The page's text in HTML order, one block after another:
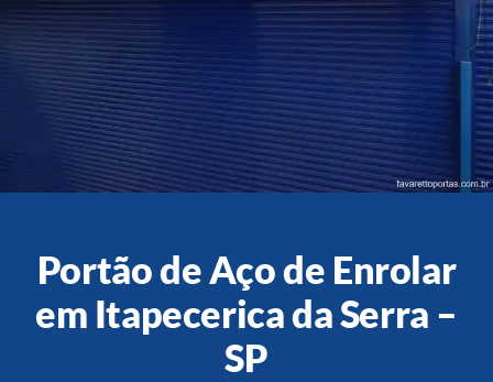
Automatizadores
Acessórios Para Portas de
Enrolar
Pintura eletrostática
Portfólio
Contato
Acessórios
Automatização
Portão de Aço de Enrolar
em Itapecerica da Serra –
SP